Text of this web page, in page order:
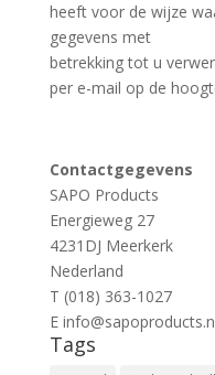
heeft voor de wijze
gegevens met
betrekking tot u
per e-mail op de
Contactgegevens
SAPO Products
Energieweg 27
4231DJ Meerkerk
Nederland
T (018) 363-1027
E
Tags